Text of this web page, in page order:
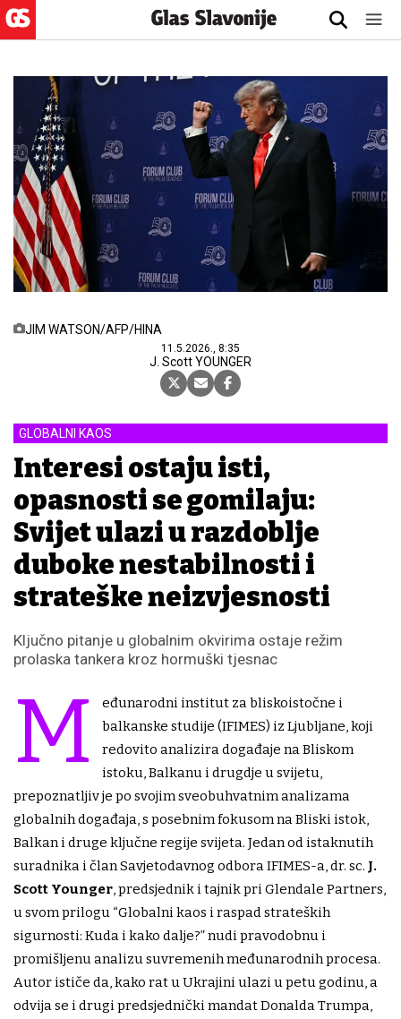
JIM WATSON/AFP/HINA
11.5.2026., 8:35
J. Scott YOUNGER
GLOBALNI KAOS
Interesi ostaju isti,
opasnosti se gomilaju:
Svijet ulazi u razdoblje
duboke nestabilnosti i
strateške neizvjesnosti
Ključno pitanje u globalnim okvirima ostaje režim
prolaska tankera kroz hormuški tjesnac
M
eđunarodni institut za bliskoistočne i
balkanske studije (IFIMES) iz Ljubljane, koji
redovito analizira događaje na Bliskom
istoku, Balkanu i drugdje u svijetu,
prepoznatljiv je po svojim sveobuhvatnim analizama
globalnih događaja, s posebnim fokusom na Bliski istok,
Balkan i druge ključne regije svijeta. Jedan od istaknutih
suradnika i član Savjetodavnog odbora IFIMES-a, dr. sc. J.
Scott Younger, predsjednik i tajnik pri Glendale Partners,
u svom prilogu “Globalni kaos i raspad strateških
sigurnosti: Kuda i kako dalje?” nudi pravodobnu i
promišljenu analizu suvremenih međunarodnih procesa.
Autor ističe da, kako rat u Ukrajini ulazi u petu godinu, a
odvija se i drugi predsjednički mandat Donalda Trumpa,